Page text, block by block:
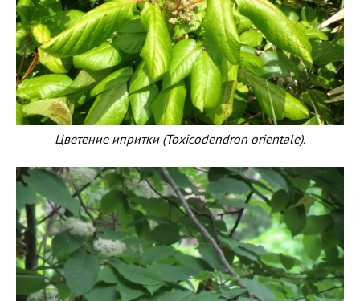
Цветение ипритки (Toxicodendron orientale).